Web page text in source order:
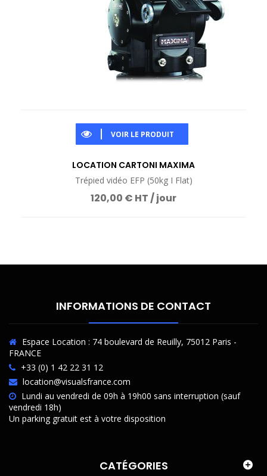
VOIR LE PRODUIT
LOCATION CARTONI MAXIMA
Trépied vidéo EFP (50kg I Flat)
120,00 € HT / jour
INFORMATIONS DE CONTACT
Espace Location : 74 boulevard de Reuilly, 75012 Paris -
FRANCE
+33 (0) 1 42 22 31 12
location@visualsfrance.com
Lundi au vendredi de 09h à 19h00 sans interruption (sauf
vendredi 18h)
Un parking gratuit est à votre disposition
CATÉGORIES